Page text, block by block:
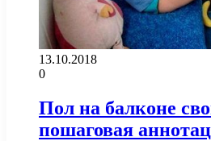
13.10.2018
0
Пол на балконе
пошаговая